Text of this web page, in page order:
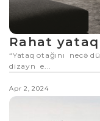
Rahat yataq
“Yataq otağını necə
dizayn e...
Apr 2, 2024